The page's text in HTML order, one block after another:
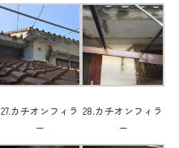
27.カチオンフィラ
ー
28.カチオンフィラ
ー